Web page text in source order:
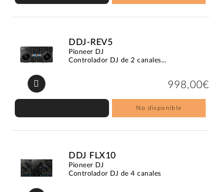
DDJ-REV5
Pioneer DJ
Controlador DJ de 2 canales...
998,00€
No disponible
DDJ FLX10
Pioneer DJ
Controlador DJ de 4 canales